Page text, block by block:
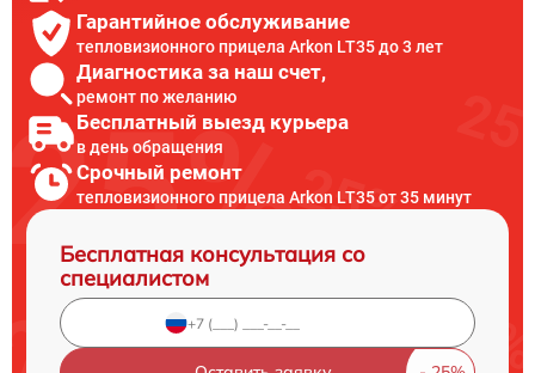
Гарантийное обслуживание
тепловизионного прицела Arkon LT35 до 3 лет
Диагностика за наш счет,
ремонт по желанию
Бесплатный выезд курьера
в день обращения
Срочный ремонт
тепловизионного прицела Arkon LT35 от 35 минут
Бесплатная консультация со
специалистом